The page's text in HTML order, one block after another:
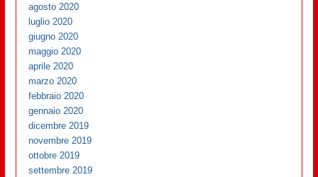
agosto 2020
luglio 2020
giugno 2020
maggio 2020
aprile 2020
marzo 2020
febbraio 2020
gennaio 2020
dicembre 2019
novembre 2019
ottobre 2019
settembre 2019